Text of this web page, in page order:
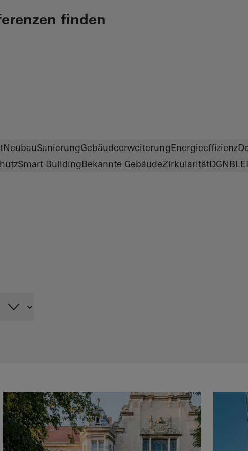
finden
NeubauSanierungGebäudeerweiterungEnergieeffizienz
Smart BuildingBekannte GebäudeZirkularitätDGNB